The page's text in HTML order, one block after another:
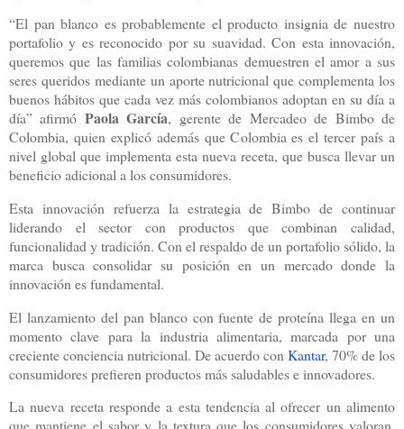
“El pan blanco es probablemente el producto insignia de nuestro
portafolio y es reconocido por su suavidad. Con esta innovación,
queremos que las familias colombianas demuestren el amor a sus
seres queridos mediante un aporte nutricional que complementa los
buenos hábitos que cada vez más colombianos adoptan en su día a
día” afirmó Paola García, gerente de Mercadeo de Bimbo de
Colombia, quien explicó además que Colombia es el tercer país a
nivel global que implementa esta nueva receta, que busca llevar un
beneficio adicional a los consumidores.
Esta innovación refuerza la estrategia de Bimbo de continuar
liderando el sector con productos que combinan calidad,
funcionalidad y tradición. Con el respaldo de un portafolio sólido, la
marca busca consolidar su posición en un mercado donde la
innovación es fundamental.
El lanzamiento del pan blanco con fuente de proteína llega en un
momento clave para la industria alimentaria, marcada por una
creciente conciencia nutricional. De acuerdo con Kantar, 70% de los
consumidores prefieren productos más saludables e innovadores.
La nueva receta responde a esta tendencia al ofrecer un alimento